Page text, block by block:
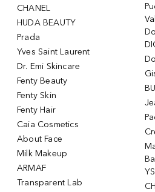
CHANEL
HUDA BEAUTY
Prada
Yves Saint Laurent
Dr. Emi Skincare
Fenty Beauty
Fenty Skin
Fenty Hair
Caia Cosmetics
About Face
Milk Makeup
ARMAF
Transparent Lab